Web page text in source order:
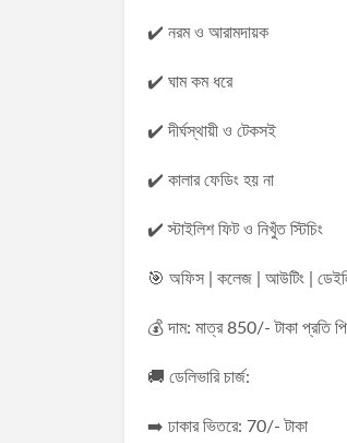
✔️ নরম ও আরামদায়ক
✔️ ঘাম কম ধরে
✔️ দীর্ঘস্থায়ী ও টেকসই
✔️ কালার ফেডিং হয় না
✔️ স্টাইলিশ ফিট ও নিখুঁত স্টিচিং
🎯 অফিস | কলেজ | আউটিং |
💰 দাম: মাত্র 850/- টাকা প্রতি
🚚 ডেলিভারি চার্জ:
➡️ ঢাকার ভিতরে: 70/- টাকা